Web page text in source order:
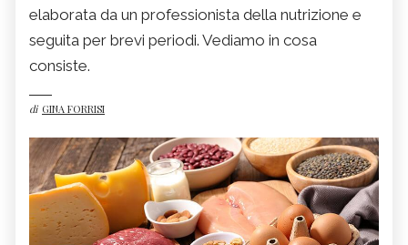
elaborata da un professionista della nutrizione e
seguita per brevi periodi. Vediamo in cosa
consiste.
di GINA FORRISI